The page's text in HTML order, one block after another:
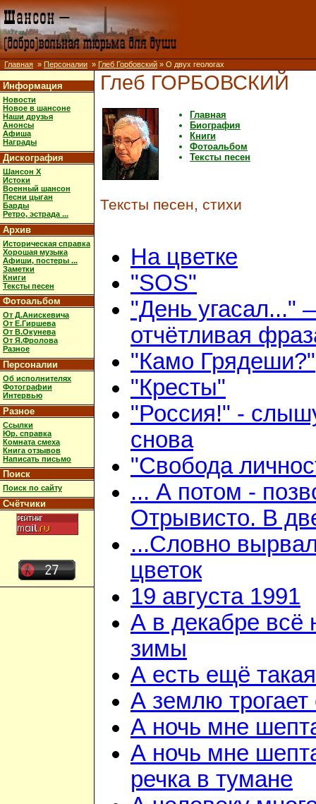
Главная » Персоналии » Глеб Горбовский » О двух геологах
Информация
Новости
Новое в шансоне
Наши друзья
Анонсы
Афиша
Награды
Дискография
Шансон X
Истоки
Военный шансон
Песни цыган
Барды
Ретро, эстрада ...
Архив
Историческая справка
Хорошая музыка
Афиши, постеры ...
Заметки
Книги
Тексты песен
Фотоальбом
От Д.Анискевича
От Е.Гиршева
От В.Окунева
От Я.Фролова
Разное
Персоналии
Об исполнителях
Фотографии
Интервью
Разное
Ссылки
Юр. справка
Комната смеха
Книга отзывов
Написать письмо
Поиск
Поиск по сайту
Счётчики
Глеб ГОРБОВСКИЙ
Главная
Биография
Книги
Фотоальбом
Тексты песен
Тексты песен, стихи
На цветке
"SOS"
"День угасал..."
отчётливая
"Камо Грядеши?"
"Кресты"
"Россия!" -
снова
"Свобода
... А потом -
Отрывисто. В
...Словно
цветок
19 августа 1991
А в декабре всё
зимы
А есть ещё
А землю трогает
А ночь мне
А ночь мне
речка в тумане